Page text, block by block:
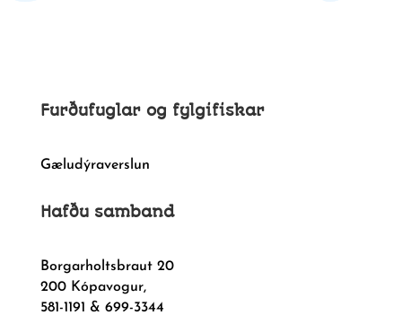
Furðufuglar og fylgifiskar
Gæludýraverslun
Hafðu samband
Borgarholtsbraut 20
200 Kópavogur,
581-1191 & 699-3344